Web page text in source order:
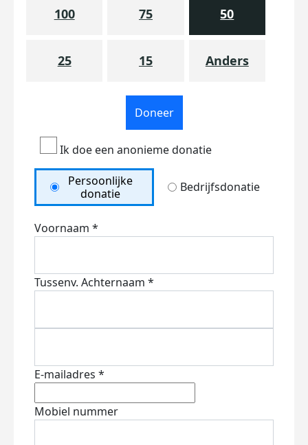
100 75 50
25 15 Anders
Doneer
Ik doe een anonieme donatie
Persoonlijke
donatie
Bedrijfsdonatie
Voornaam *
Tussenv. Achternaam *
E-mailadres *
Mobiel nummer